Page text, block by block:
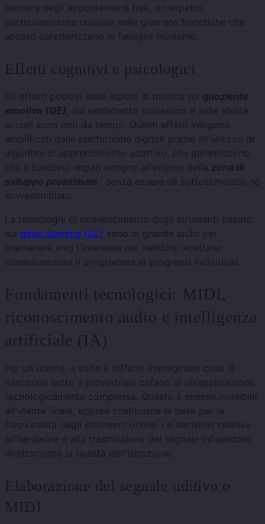
barriera degli appuntamenti fissi, un aspetto
particolarmente cruciale nelle giornate frenetiche che
spesso caratterizzano le famiglie moderne.
Effetti cognitivi e psicologici
Gli effetti positivi delle lezioni di musica sul quoziente
emotivo (QE) , sul rendimento scolastico e sulle abilità
sociali sono noti da tempo. Questi effetti vengono
amplificati dalle piattaforme digitali grazie all'utilizzo di
algoritmi di apprendimento adattivo, che garantiscono
che il bambino impari sempre all'interno della zona di
sviluppo prossimale , senza essere né sottostimolato né
sovrastimolato.
Le tecnologie di riconoscimento degli strumenti basate
sul deep learning (DL) sono di grande aiuto per
mantenere vivo l'interesse dei bambini: adattano
dinamicamente il programma ai progressi individuali.
Fondamenti tecnologici: MIDI,
riconoscimento audio e intelligenza
artificiale (IA)
Per un utente, a volte è difficile immaginare cosa si
nasconda sotto il proverbiale cofano di un'applicazione
tecnologicamente complessa. Questo è spesso invisibile
all'utente finale, eppure costituisce la base per la
funzionalità degli strumenti online. Le decisioni relative
all'hardware e alla trasmissione del segnale influenzano
direttamente la qualità dell'istruzione.
Elaborazione del segnale uditivo o
MIDI